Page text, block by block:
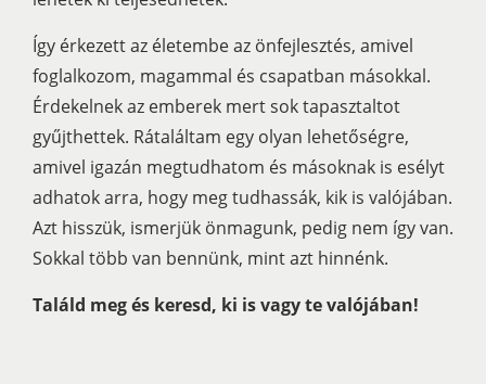
Így érkezett az életembe az önfejlesztés, amivel
foglalkozom, magammal és csapatban másokkal.
Érdekelnek az emberek mert sok tapasztaltot
gyűjthettek. Rátaláltam egy olyan lehetőségre,
amivel igazán megtudhatom és másoknak is esélyt
adhatok arra, hogy meg tudhassák, kik is valójában.
Azt hisszük, ismerjük önmagunk, pedig nem így van.
Sokkal több van bennünk, mint azt hinnénk.
Találd meg és keresd, ki is vagy te valójában!